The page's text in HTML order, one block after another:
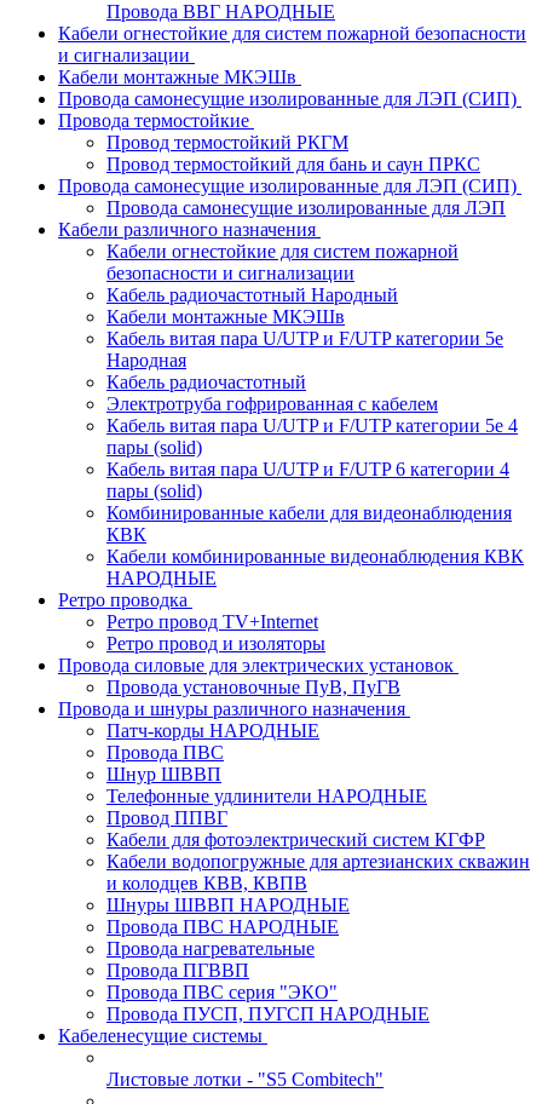
Провода ВВГ НАРОДНЫЕ
Кабели огнестойкие для систем пожарной безопасности
и сигнализации
Кабели монтажные МКЭШв
Провода самонесущие изолированные для ЛЭП (СИП)
Провода термостойкие
Провод термостойкий РКГМ
Провод термостойкий для бань и саун ПРКС
Провода самонесущие изолированные для ЛЭП (СИП)
Провода самонесущие изолированные для ЛЭП
Кабели различного назначения
Кабели огнестойкие для систем пожарной
безопасности и сигнализации
Кабель радиочастотный Народный
Кабели монтажные МКЭШв
Кабель витая пара U/UTP и F/UTP категории 5е
Народная
Кабель радиочастотный
Электротруба гофрированная с кабелем
Кабель витая пара U/UTP и F/UTP категории 5e 4
пары (solid)
Кабель витая пара U/UTP и F/UTP 6 категории 4
пары (solid)
Комбинированные кабели для видеонаблюдения
КВК
Кабели комбинированные видеонаблюдения КВК
НАРОДНЫЕ
Ретро проводка
Ретро провод TV+Internet
Ретро провод и изоляторы
Провода силовые для электрических установок
Провода установочные ПуВ, ПуГВ
Провода и шнуры различного назначения
Патч-корды НАРОДНЫЕ
Провода ПВС
Шнур ШВВП
Телефонные удлинители НАРОДНЫЕ
Провод ППВГ
Кабели для фотоэлектрический систем КГФР
Кабели водопогружные для артезианских скважин
и колодцев КВВ, КВПВ
Шнуры ШВВП НАРОДНЫЕ
Провода ПВС НАРОДНЫЕ
Провода нагревательные
Провода ПГВВП
Провода ПВС серия "ЭКО"
Провода ПУСП, ПУГСП НАРОДНЫЕ
Кабеленесущие системы
Листовые лотки - "S5 Combitech"